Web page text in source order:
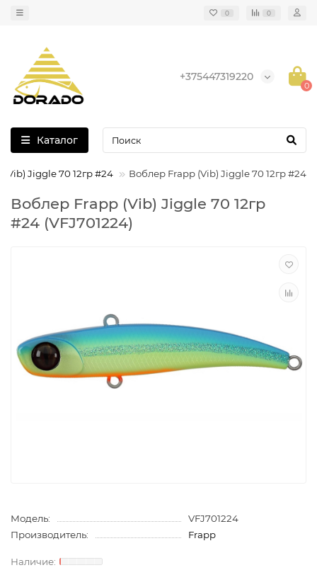
0 0
+375447319220
0
Каталог
Jiggle 70 12гр #24 Воблер Frapp (Vib) Jiggle 70 12гр #24
Воблер Frapp (Vib) Jiggle 70 12гр
#24 (VFJ701224)
Модель:
VFJ701224
Производитель:
Frapp